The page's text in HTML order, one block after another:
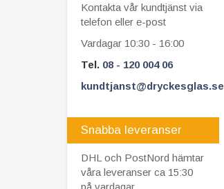
Kontakta vår kundtjänst via
telefon eller e-post
Vardagar 10:30 - 16:00
Tel. 08 - 120 004 06
kundtjanst@dryckesglas.se
Snabba leveranser
DHL och PostNord hämtar
våra leveranser ca 15:30
på vardagar.